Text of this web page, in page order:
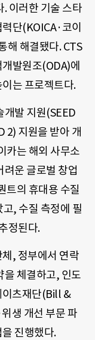
이러한 기술 스타
단(KOICA·코이
해 해결됐다. CTS
발원조(ODA)에
는 프로젝트다.
개발 지원(SEED
2) 지원을 받아 개
카는 해외 사무소
운 글로벌 창업
트의 휴대용 수질
, 수질 측정에 필
정된다.
, 정부에서 연락
을 체결하고, 인도
이츠재단(Bill &
생 개선 부문 파
진행했다.